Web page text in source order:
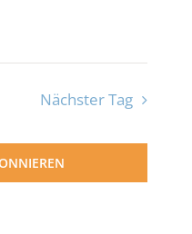
Nächster Tag